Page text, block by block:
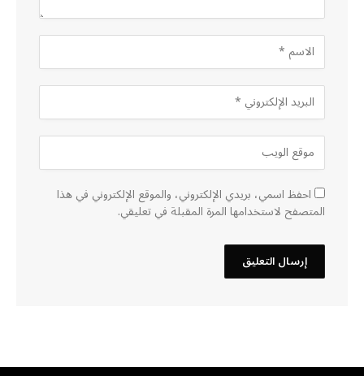
احفظ اسمي، بريدي الإلكتروني، والموقع الإلكتروني في هذا
المتصفح لاستخدامها المرة المقبلة في تعليقي.